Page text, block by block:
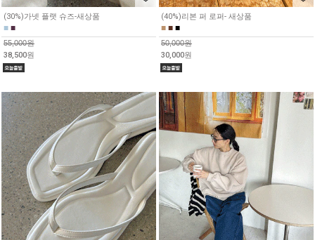
(30%)가넷 플랫 슈즈-새상품
■ ■
55,000원
38,500원
(40%)리본 퍼 로퍼- 새상품
■ ■ ■
50,000원
30,000원